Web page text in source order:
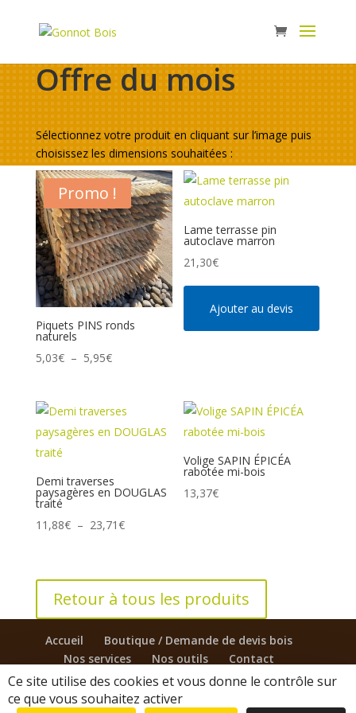
Offre du mois
Sélectionnez votre produit en cliquant sur l’image puis
choisissez les dimensions souhaitées :
Promo !
Piquets PINS ronds
naturels
5,03€ – 5,95€Plage
5,03€
à
Lame terrasse pin
autoclave marron
21,30€
Ajouter au devis
Demi traverses
paysagères en DOUGLAS
traité
11,88€ – 23,71€Plage
à
Volige SAPIN ÉPICÉA
rabotée mi-bois
13,37€
Retour à tous les produits
Accueil
Boutique / Demande de devis bois
Nos services
Nos outils Contact
Ce site utilise des cookies et vous donne le contrôle sur
ce que vous souhaitez activer